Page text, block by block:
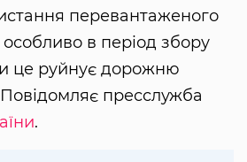
перевантаженого
в період збору
це руйнує дорожню
Повідомляє пресслужба
.